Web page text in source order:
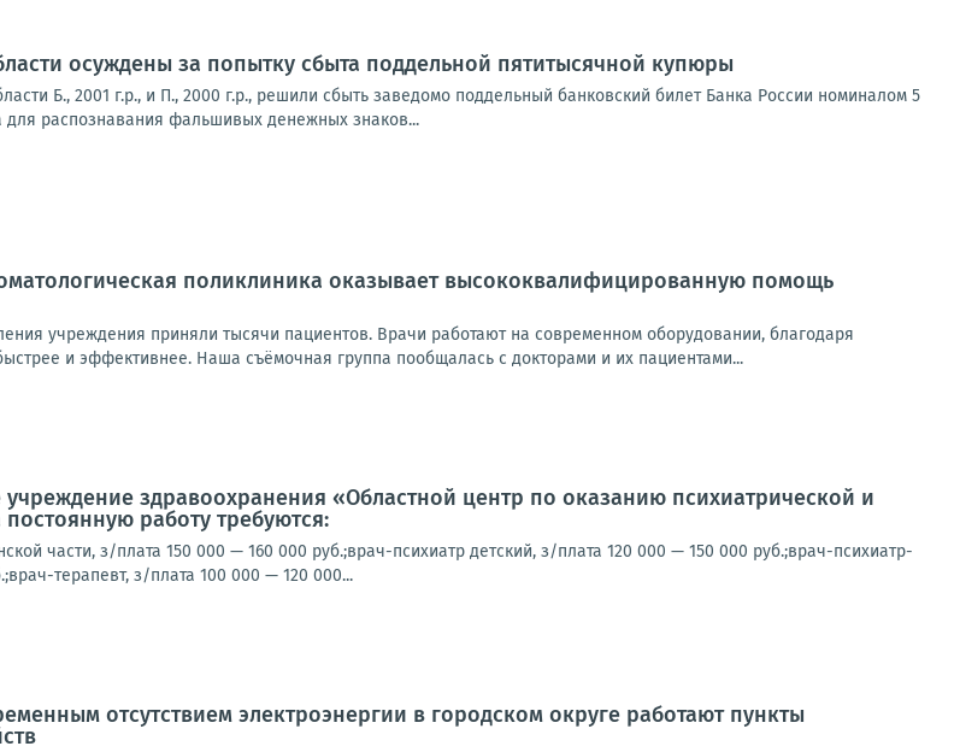
осуждены за попытку сбыта поддельной пятитысячной купюры
Б., 2001 г.р., и П., 2000 г.р., решили сбыть заведомо поддельный банковский билет Банка России номиналом 5
для распознавания фальшивых денежных знаков...
поликлиника оказывает высококвалифицированную помощь
учреждения приняли тысячи пациентов. Врачи работают на современном оборудовании, благодаря
и эффективнее. Наша съёмочная группа пообщалась с докторами и их пациентами...
здравоохранения «Областной центр по оказанию психиатрической и
работу требуются:
части, з/плата 150 000 — 160 000 руб.;врач-психиатр детский, з/плата 120 000 — 150 000 руб.;врач-психиатр-
терапевт, з/плата 100 000 — 120 000...
отсутствием электроэнергии в городском округе работают пункты